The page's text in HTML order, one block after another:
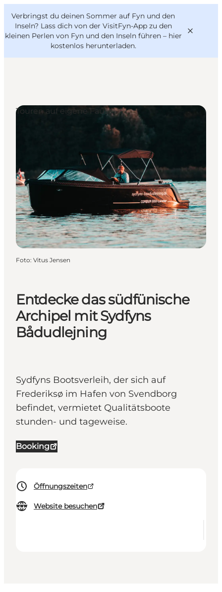
Verbringst du deinen Sommer auf Fyn und den
Inseln? Lass dich von der VisitFyn-App zu den
kleinen Perlen von Fyn und den Inseln führen – hier
kostenlos herunterladen.
Reise Ideen
VisitFyn
Deutsch
Entdecke das südfünische
Archipel mit Sydfyns
Bådudlejning
Sydfyns Bootsverleih, der sich auf
Frederiksø im Hafen von Svendborg
befindet, vermietet Qualitätsboote
stunden- und tageweise.
Booking
Öffnungszeiten
Website besuchen
Touren auf eigene Faust
Foto: Vitus Jensen